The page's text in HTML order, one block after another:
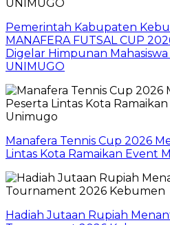
Pemerintah Kabupaten
MANAFERA FUTSAL CUP
Digelar Himpunan
UNIMUGO
Manafera Tennis Cup 2026
Lintas Kota Ramaikan Event
Hadiah Jutaan Rupiah